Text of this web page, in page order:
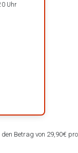
Uhr
Betrag von 29,90€